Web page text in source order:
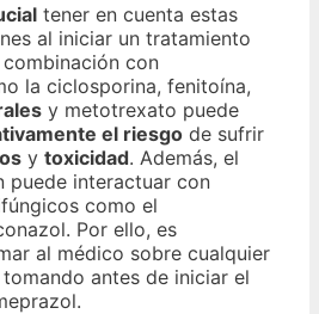
tener en cuenta estas
al iniciar un tratamiento
con
la ciclosporina, fenitoína,
y metotrexato puede
el riesgo de sufrir
y toxicidad. Además, el
puede interactuar con
como el
Por ello, es
al médico sobre cualquier
antes de iniciar el